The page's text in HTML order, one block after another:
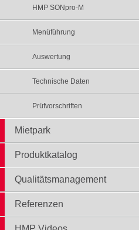
HMP SONpro-M
Menüführung
Auswertung
Technische Daten
Prüfvorschriften
Mietpark
Produktkatalog
Qualitätsmanagement
Referenzen